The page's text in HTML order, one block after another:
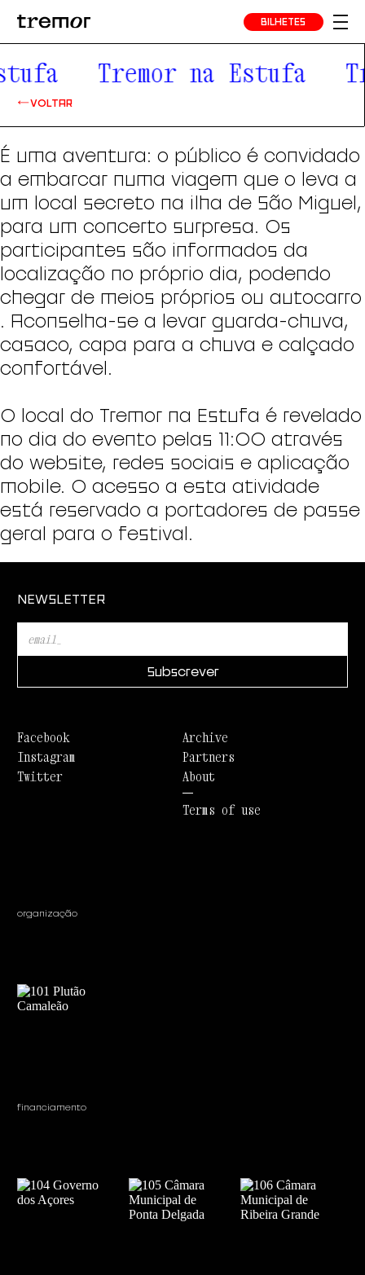
BILHETES
Tremor na Estufa
VOLTAR
É uma aventura: o público é convidado
a embarcar numa viagem que o leva a
um local secreto na ilha de São Miguel,
para um concerto surpresa. Os
participantes são informados da
localização no próprio dia, podendo
chegar de meios próprios ou autocarro
. Aconselha-se a levar guarda-chuva,
casaco, capa para a chuva e calçado
confortável.
O local do Tremor na Estufa é revelado
no dia do evento pelas 11:00 através
do website, redes sociais e aplicação
mobile. O acesso a esta atividade
está reservado a portadores de passe
geral para o festival.
NEWSLETTER
Facebook
Instagram
Twitter
Archive
Partners
About
Terms of use
organização
financiamento